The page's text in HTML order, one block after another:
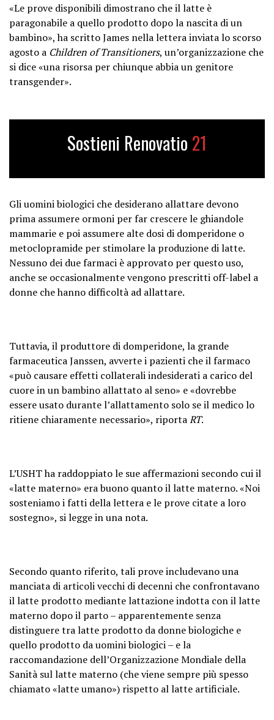
«Le prove disponibili dimostrano che il latte è
paragonabile a quello prodotto dopo la nascita di un
bambino», ha scritto James nella lettera inviata lo scorso
agosto a Children of Transitioners, un’organizzazione che
si dice «una risorsa per chiunque abbia un genitore
transgender».
Sostieni Renovatio 21
Gli uomini biologici che desiderano allattare devono
prima assumere ormoni per far crescere le ghiandole
mammarie e poi assumere alte dosi di domperidone o
metoclopramide per stimolare la produzione di latte.
Nessuno dei due farmaci è approvato per questo uso,
anche se occasionalmente vengono prescritti off-label a
donne che hanno difficoltà ad allattare.
Tuttavia, il produttore di domperidone, la grande
farmaceutica Janssen, avverte i pazienti che il farmaco
«può causare effetti collaterali indesiderati a carico del
cuore in un bambino allattato al seno» e «dovrebbe
essere usato durante l’allattamento solo se il medico lo
ritiene chiaramente necessario», riportaRT.
L’USHT ha raddoppiato le sue affermazioni secondo cui il
«latte materno» era buono quanto il latte materno. «Noi
sosteniamo i fatti della lettera e le prove citate a loro
sostegno», si legge in una nota.
Secondo quanto riferito, tali prove includevano una
manciata di articoli vecchi di decenni che confrontavano
il latte prodotto mediante lattazione indotta con il latte
materno dopo il parto – apparentemente senza
distinguere tra latte prodotto da donne biologiche e
quello prodotto da uomini biologici – e la
raccomandazione dell’Organizzazione Mondiale della
Sanità sul latte materno (che viene sempre più spesso
chiamato «latte umano») rispetto al latte artificiale.